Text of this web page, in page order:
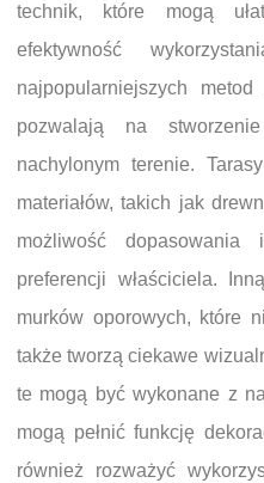
technik, które mogą
efektywność
najpopularniejszych
pozwalają na
nachylonym terenie.
materiałów, takich jak
możliwość
preferencji właściciela.
murków oporowych, które
także tworzą ciekawe
te mogą być wykonane z
mogą pełnić funkcję
również rozważyć